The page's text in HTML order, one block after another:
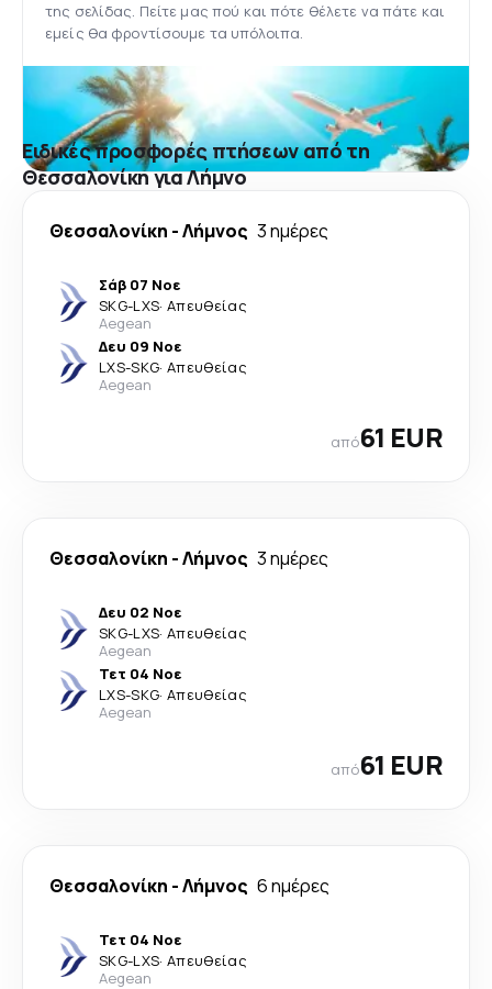
της σελίδας. Πείτε μας πού και πότε θέλετε να πάτε και
εμείς θα φροντίσουμε τα υπόλοιπα.
Ειδικές προσφορές πτήσεων από τη
Θεσσαλονίκη για Λήμνο
Θεσσαλονίκη -Λήμνος 3 ημέρες
Σάβ 07 Νοε
SKG-LXS· Απευθείας
Aegean
Δευ 09 Νοε
LXS-SKG· Απευθείας
Aegean
από61 EUR
Θεσσαλονίκη -Λήμνος 3 ημέρες
Δευ 02 Νοε
SKG-LXS· Απευθείας
Aegean
Τετ 04 Νοε
LXS-SKG· Απευθείας
Aegean
από61 EUR
Θεσσαλονίκη -Λήμνος 6 ημέρες
Τετ 04 Νοε
SKG-LXS· Απευθείας
Aegean